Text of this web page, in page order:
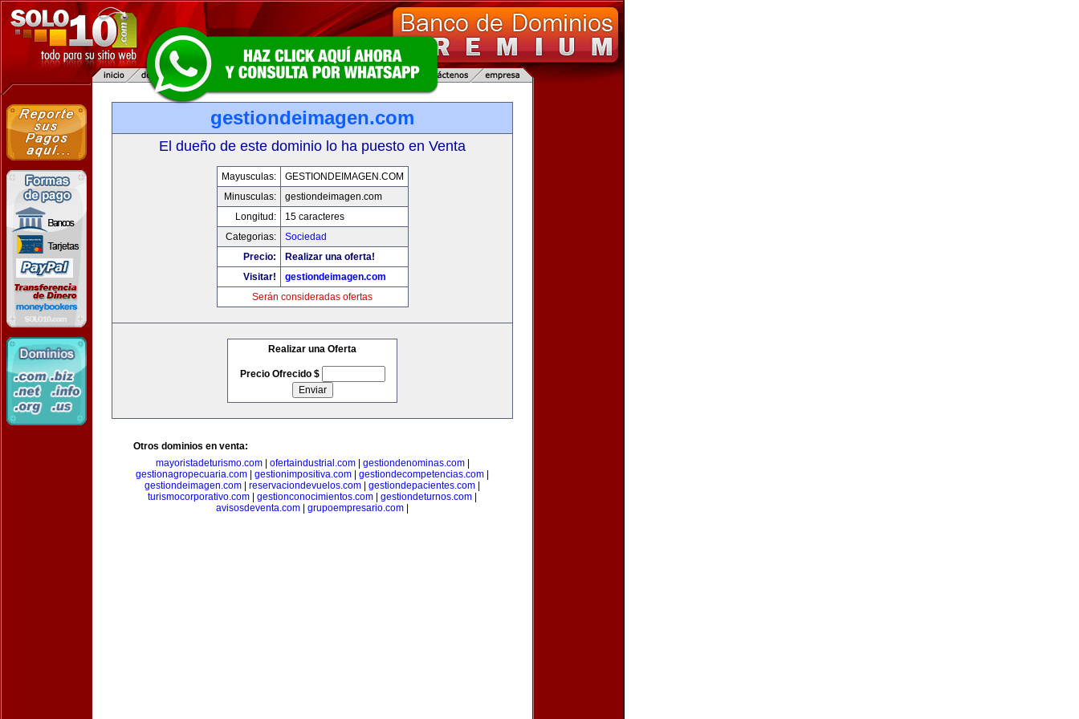
gestiondeimagen.com
El dueño de este dominio lo ha puesto en Venta
Mayusculas:
GESTIONDEIMAGEN.COM
Minusculas:
gestiondeimagen.com
Longitud:
15 caracteres
Categorias:
Sociedad
Precio:
Realizar una oferta!
Visitar!
gestiondeimagen.com
Serán consideradas ofertas
Realizar una Oferta
Precio Ofrecido $
Otros dominios en venta:
mayoristadeturismo.com| ofertaindustrial.com| gestiondenominas.com|
gestionagropecuaria.com
gestionimpositiva.com gestiondecompetencias.com
gestiondeimagen.com
reservaciondevuelos.com gestiondepacientes.com
turismocorporativo.com
gestionconocimientos.com gestiondeturnos.com
avisosdeventa.com
grupoempresario.com